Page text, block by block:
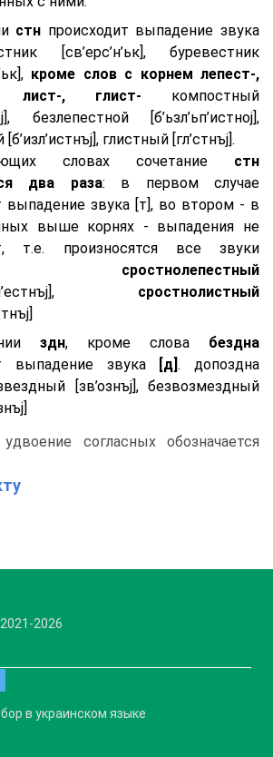
стн происходит выпадение звука
[св’ерс’н’ьк], буревестник
кроме слов с корнем лепест-,
, лист-, глист- компостный
безлепестной [б’ьзл’ьп’истноj],
глистный [гл’стнъj].
словах сочетание стн
два раза: в первом случае
выпадение звука [т], во втором - в
выше корнях - выпадения не
т.е. произносятся все звуки
сростнолепестный
сростнолистный
здн, кроме слова бездна
выпадение звука
[д] . допоздна
[зв’ознъj], безвозмездный
согласных обозначается
-2026
в украинском языке